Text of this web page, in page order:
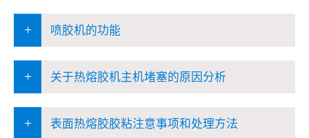
+ 喷胶机的功能
+ 关于热熔胶机主机堵塞的原因分析
+ 表面热熔胶胶粘注意事项和处理方法